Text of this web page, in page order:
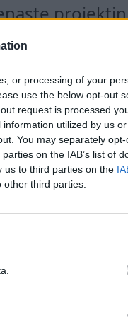
or processing of your
use the below opt-out
request is processed
utilized by us
You may separately
on the IAB’s list of
us to third parties on the
third parties.
4motion OEM++
Senaste inlägget av
minuter sedaniProjekt
Volvo 245 ?Turbo?
Senaste inlägget av
sedan iProjekt
Renovering av en
Civic Aerodeck VTi